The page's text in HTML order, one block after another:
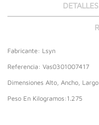
Fabricante: Lsyn
Referencia: Vas0301007417
Dimensiones Alto, Ancho,
Peso En Kilogramos:1.275